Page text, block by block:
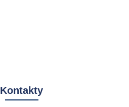
Kontakty